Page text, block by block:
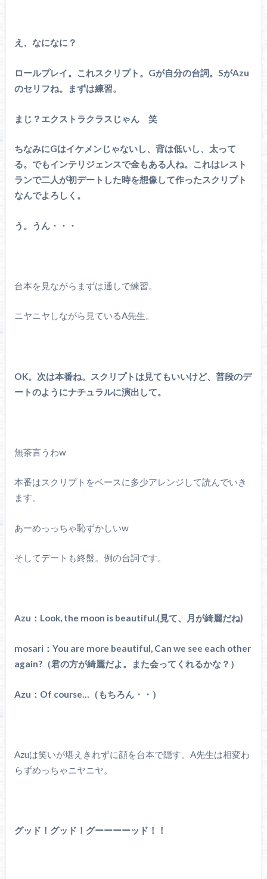
え、なになに？
ロールプレイ。これスクリプト。 Gが自分の台詞。SがAzu
のセリフね。まずは練習。
まじ？エクストラクラスじゃん 笑
ちなみにGはイケメンじゃないし、背は低いし、太って
る。でもインテリジェンスで金もある人ね。これはレスト
ランで二人が初デートした時を想像して作ったスクリプト
なんでよろしく。
う。うん・・・
台本を見ながらまずは通しで練習。
ニヤニヤしながら見ているA先生。
OK。次は本番ね。スクリプトは見てもいいけど、普段のデ
ートのようにナチュラルに演出して。
無茶言うわw
本番はスクリプトをベースに多少アレンジして読んでいき
ます。
あーめっっちゃ恥ずかしいw
そしてデートも終盤。例の台詞です。
Azu：Look, the moon is beautiful.(見て、月が綺麗だね)
mosari：You are more beautiful, Can we see each other
again?（君の方が綺麗だよ。また会ってくれるかな？）
Azu：Of course…（もちろん・・）
Azuは笑いが堪えきれずに顔を台本で隠す。A先生は相変わ
らずめっちゃニヤニヤ。
グッド！グッド！グーーーーッド！！